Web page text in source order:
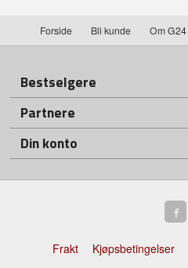
Forside Bli kunde Om G24
Bestselgere
Partnere
Din konto
Frakt Kjøpsbetingelser